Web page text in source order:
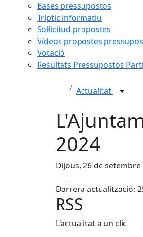
Bases pressupostos
Tríptic informatiu
Sol·licitud propostes
Vídeos propostes
Votació
Resultats Pressupostos
Actualitat
2024
Dijous, 26 de setembre
Darrera actualització:
RSS
L'actualitat a un clic